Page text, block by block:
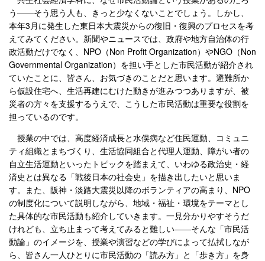
う――そう思う人も、きっと少なくないことでしょう。しかし、
本年3月に発生した東日本大震災からの復旧・復興のプロセスを考
えてみてください。新聞やニュースでは、政府や地方自治体の行
政活動だけでなく、NPO（Non Profit Organization）やNGO（Non
Governmental Organization）を担い手とした市民活動が紹介され
ていたことに、皆さん、お気づきのことだと思います。避難所か
ら仮設住宅へ、生活再建にむけた動きが進みつつありますが、被
災者の方々を支援するうえで、こうした市民活動は重要な役割を
担っているのです。
授業の中では、高度経済成長と水俣病など住民運動、コミュニ
ティ組織とまちづくり、生活協同組合と代理人運動、障がい者の
自立生活運動といったトピックを踏まえて、いわゆる政治史・経
済史とは異なる「戦後日本の社会史」を描き出したいと思いま
す。また、阪神・淡路大震災以降のボランティアの高まり、NPO
の制度化について説明しながら、地域・福祉・環境をテーマとし
た具体的な市民活動も紹介していきます。一見分かりやすそうだ
けれども、立ち止まって考えてみると難しい――そんな「市民活
動論」のイメージを、授業や演習などの学びによって払拭しなが
ら、皆さん一人ひとりに市民活動の「読み方」と「歩き方」を身